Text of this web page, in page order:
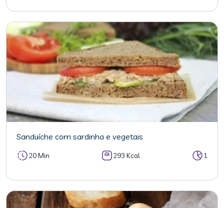
Sanduíche com sardinha e vegetais
20 Min 293 Kcal 1